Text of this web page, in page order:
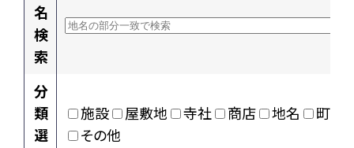
名
検
索
分
類
選
施設 屋敷地 寺社 商店 地名
町村
その他